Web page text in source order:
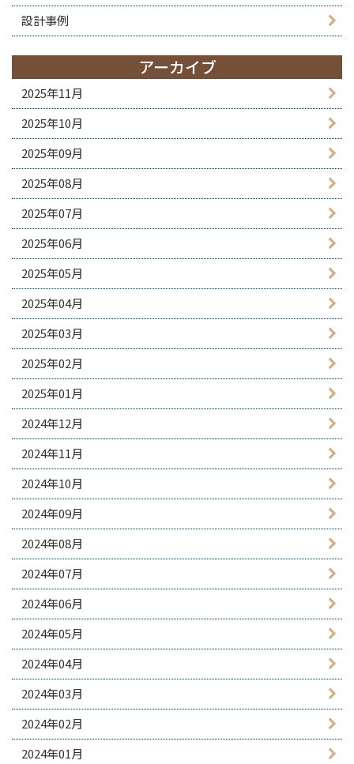
設計事例
アーカイブ
2025年11月
2025年10月
2025年09月
2025年08月
2025年07月
2025年06月
2025年05月
2025年04月
2025年03月
2025年02月
2025年01月
2024年12月
2024年11月
2024年10月
2024年09月
2024年08月
2024年07月
2024年06月
2024年05月
2024年04月
2024年03月
2024年02月
2024年01月